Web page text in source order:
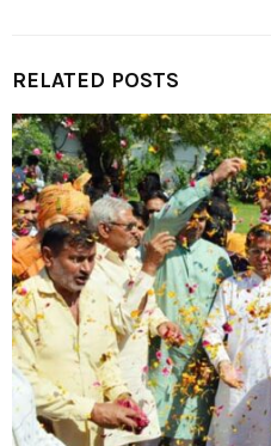
RELATED POSTS